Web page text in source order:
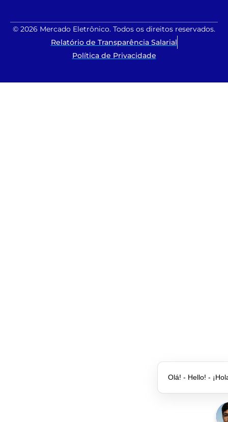
© 2026 Mercado Eletrônico. Todos os direitos reservados.
Relatório de Transparência Salarial
Política de Privacidade
Olá! - Hello! -